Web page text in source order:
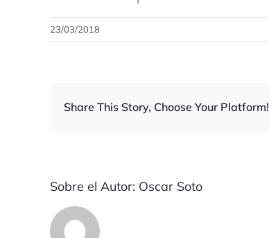
23/03/2018
Share This Story, Choose Your Platform!
Sobre el Autor: Oscar Soto